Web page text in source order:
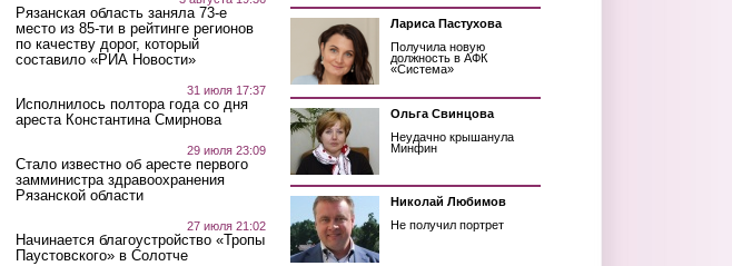
Рязанская область заняла 73-е
место из 85-ти в рейтинге регионов
по качеству дорог, который
составило «РИА Новости»
31 июля 17:37
Исполнилось полтора года со дня
ареста Константина Смирнова
29 июля 23:09
Стало известно об аресте первого
замминистра здравоохранения
Рязанской области
27 июля 21:02
Начинается благоустройство «Тропы
Паустовского» в Солотче
Лариса Пастухова
Получила новую
должность в АФК
«Система»
Ольга Свинцова
Неудачно крышанула
Минфин
Николай Любимов
Не получил портрет